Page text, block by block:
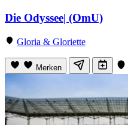
Die Odyssee| (OmU)
Gloria & Gloriette
Merken